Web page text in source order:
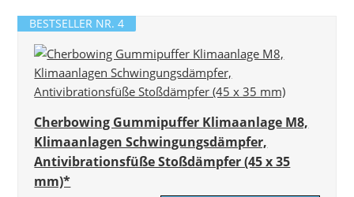
BESTSELLER NR. 4
Cherbowing Gummipuffer Klimaanlage M8,
Klimaanlagen Schwingungsdämpfer,
Antivibrationsfüße Stoßdämpfer (45 x 35
mm)*